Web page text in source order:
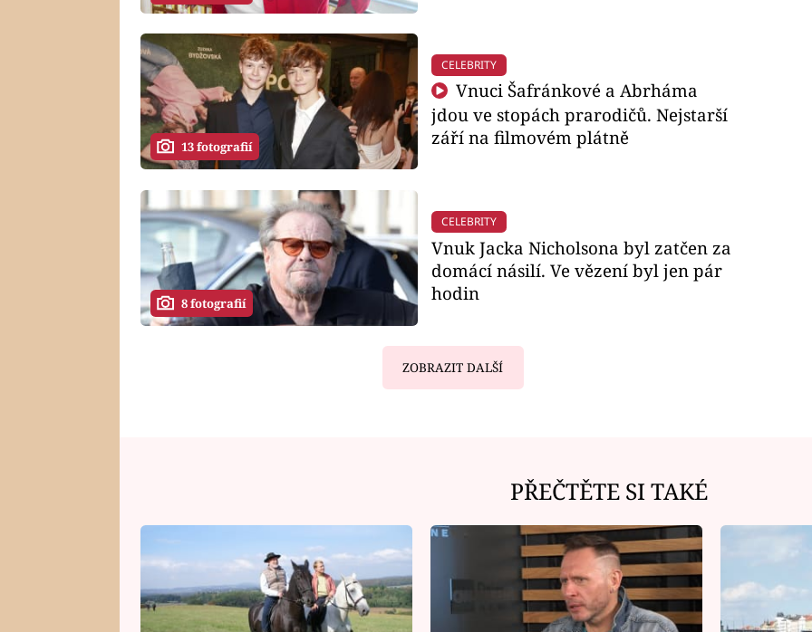
13 fotografií
CELEBRITY
Vnuci Šafránkové a Abrháma
jdou ve stopách prarodičů. Nejstarší
září na filmovém plátně
8 fotografií
CELEBRITY
Vnuk Jacka Nicholsona byl zatčen za
domácí násilí. Ve vězení byl jen pár
hodin
ZOBRAZIT DALŠÍ
PŘEČTĚTE SI TAKÉ